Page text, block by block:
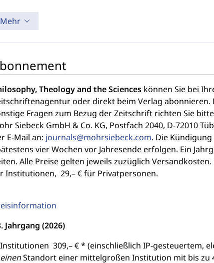
Mehr
Theology and the Sciences können Sie bei
oder direkt beim Verlag abonnieren.
Fragen zum Bezug der Zeitschrift richten Sie
Siebeck GmbH & Co. KG, Postfach 2040, D-72010
E-Mail an: journals@mohrsiebeck.com. Die
vier Wochen vor Jahresende erfolgen. Ein
Alle Preise gelten jeweils zuzüglich
Institutionen, 29,– € für Privatpersonen.
Jahrgang (2026)
Institutionen 309,– € * (einschließlich IP-gesteuertem,
einenStandort einer mittelgroßen Institution mit bis zu